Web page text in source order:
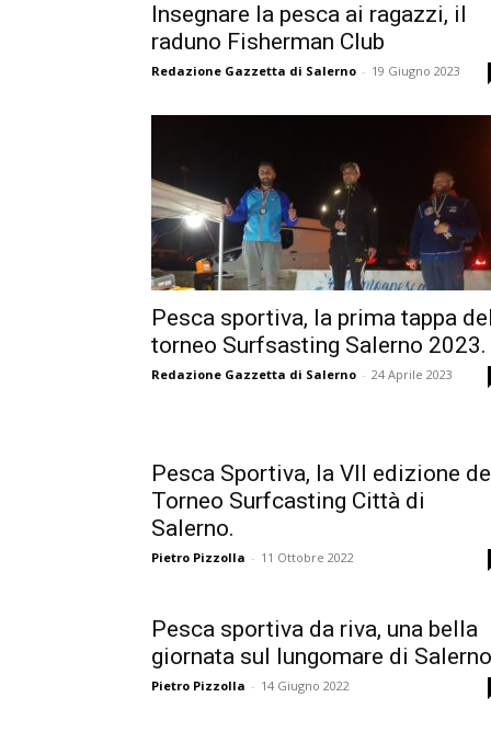
Insegnare la pesca ai ragazzi, il
raduno Fisherman Club
Redazione Gazzetta di Salerno - 19 Giugno 2023
Pesca sportiva, la prima tappa del
torneo Surfsasting Salerno 2023.
Redazione Gazzetta di Salerno - 24 Aprile 2023
Pesca Sportiva, la VII edizione
Torneo Surfcasting Città di
Salerno.
Pietro Pizzolla - 11 Ottobre 2022
Pesca sportiva da riva, una bella
giornata sul lungomare di
Pietro Pizzolla - 14 Giugno 2022